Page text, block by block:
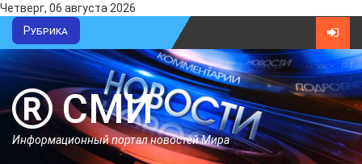
Четверг, 06 августа 2026
Рубрика
СМИ
Информационный портал новостей Мира